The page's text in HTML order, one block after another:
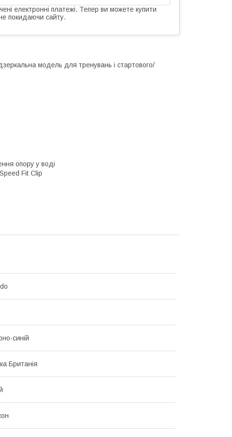
електронні платежі. Тепер ви можете купити
покидаючи сайту.
модель для тренувань і стартового/
опору у воді
Fit Clip
синій
Британія